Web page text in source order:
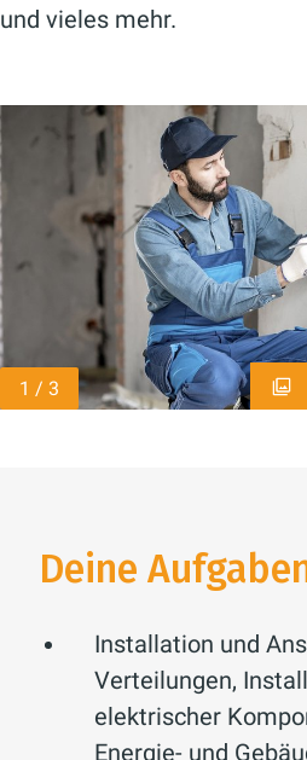
und vieles mehr.
Deine
Installation und
Verteilungen,
elektrischer
Energie- und